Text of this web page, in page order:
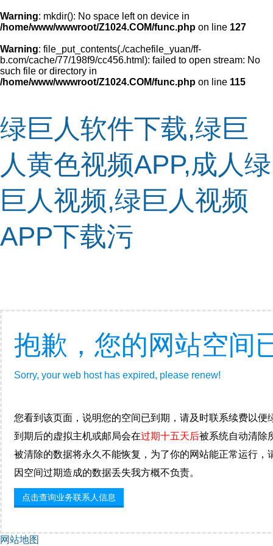
Warning: mkdir(): No space left on device in
/home/www/wwwroot/Z1024.COM/func.php on line 127
Warning: file_put_contents(./cachefile_yuan/ff-
b.com/cache/77/198f9/cc456.html): failed to open stream: No
such file or directory in
/home/www/wwwroot/Z1024.COM/func.php on line 115
绿巨人软件下载,绿巨
人黄色视频APP,成人绿
巨人视频,绿巨人视频
APP下载污
抱歉，您的网站空间
Sorry, your web host has expired, please renew!
您看到该页面，说明您的空间已到期，请及时联系续费以便
到期后的虚拟主机或邮局会在过期十五天后被系统自动清除
被清除的数据将永久不能恢复，为了你的网站能正常运行，
因空间过期造成的数据丢失我方概不负责。
点击查询业务联系人信息
网站地图